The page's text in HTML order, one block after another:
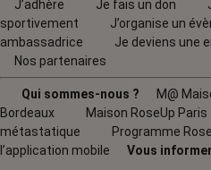
J’adhère
Je fais un don
sportivement
J’organise un
ambassadrice
Je deviens une
Nos partenaires
Qui sommes-nous ? M@
Bordeaux
Maison RoseUp Paris
métastatique
Programme
l’application mobile
Vous informer